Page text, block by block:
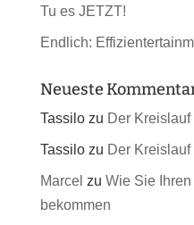
Tu es JETZT!
Endlich:
Neueste
Tassilozu Der
Tassilozu Der
Marcel zu Wie Sie
bekommen